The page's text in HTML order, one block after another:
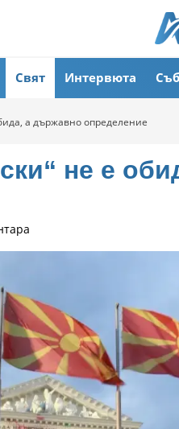
Свят Интервюта
а държавно определение
не е